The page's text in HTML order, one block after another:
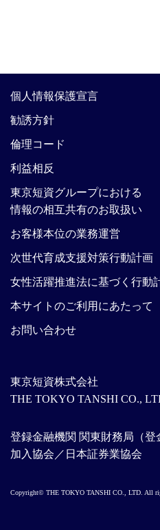
東京短資株式会社
THE TOKYO TANSHI CO.,
登録金融機関 関東財務局（登
加入協会／日本証券業協会
個人情報保護宣言
勧誘方針
倫理コード
利益相反
東京短資グループにおける
情報の相互共有のお取扱い
お客様本位の業務運営
次世代育成支援対策行動計画
女性活躍推進法に基づく行動
本サイトのご利用にあたって
お問い合わせ
Copyright© THE TOKYO TANSHI CO., LTD. All